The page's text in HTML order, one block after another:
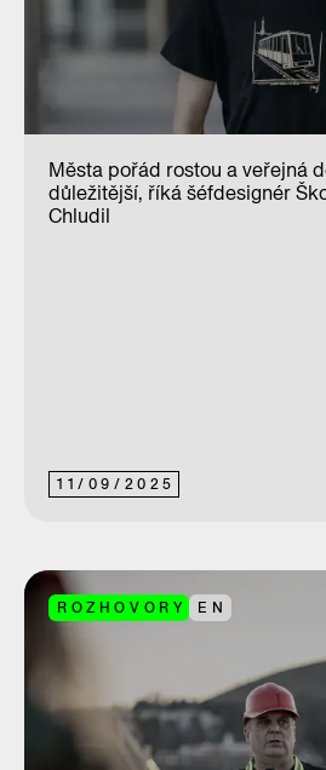
11/ 09/ 2025
Města pořád rostou a veřejná
důležitější, říká šéfdesignér
Chludil
ROZHOVORY EN